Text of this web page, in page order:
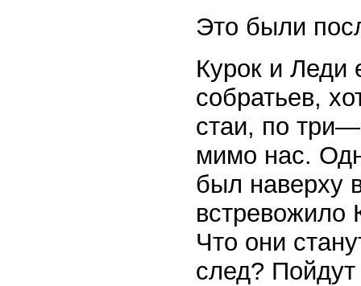
Это были
Курок и Леди
собратьев,
стаи, по
мимо нас.
был наверху
встревожило
Что они
след?